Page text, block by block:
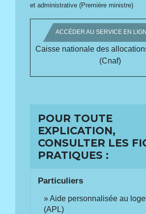
et administrative (Première ministre)
ACCÉDER AU SERVICE EN
Caisse nationale des
(Cnaf)
POUR TOUTE
EXPLICATION,
CONSULTER LES
PRATIQUES :
Particuliers
Aide personnalisée au
(APL)